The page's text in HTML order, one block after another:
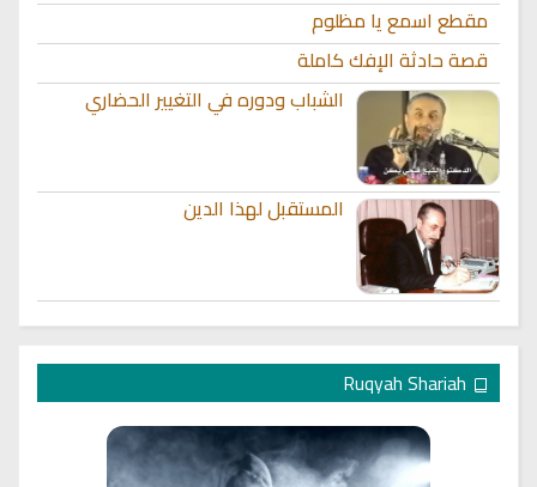
مقطع اسمع يا مظلوم
قصة حادثة الإفك كاملة
الشباب ودوره في التغيير الحضاري
المستقبل لهذا الدين